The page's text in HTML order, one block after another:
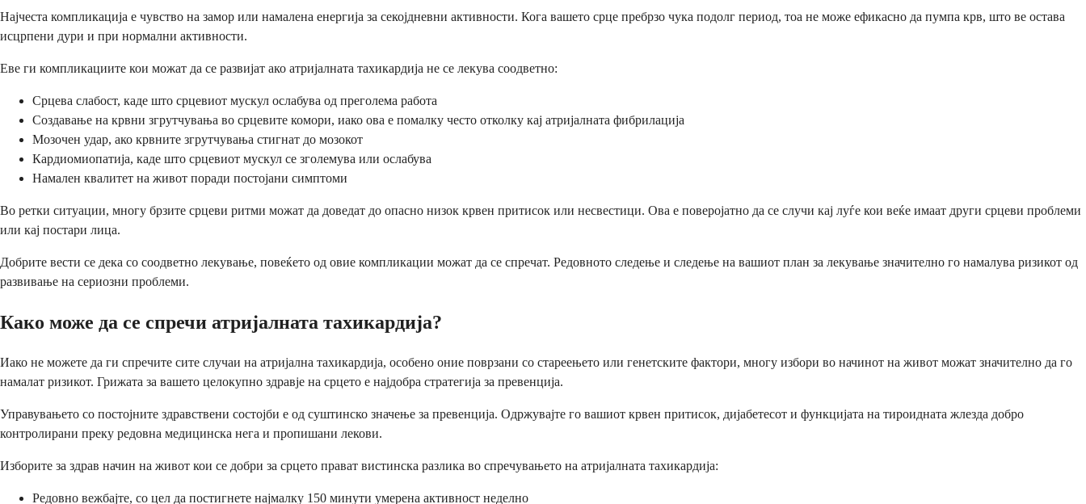
Најчеста компликација е чувство на замор или намалена енергија за секојдневни активности. Кога вашето срце пребрзо чука подолг период, тоа не може ефикасно да пумпа крв, што ве остава
исцрпени дури и при нормални активности.
Еве ги компликациите кои можат да се развијат ако атријалната тахикардија не се лекува соодветно:
Срцева слабост, каде што срцевиот мускул ослабува од преголема работа
Создавање на крвни згрутчувања во срцевите комори, иако ова е помалку често отколку кај атријалната фибрилација
Мозочен удар, ако крвните згрутчувања стигнат до мозокот
Кардиомиопатија, каде што срцевиот мускул се зголемува или ослабува
Намален квалитет на живот поради постојани симптоми
Во ретки ситуации, многу брзите срцеви ритми можат да доведат до опасно низок крвен притисок или несвестици. Ова е поверојатно да се случи кај луѓе кои веќе имаат други срцеви проблеми
или кај постари лица.
Добрите вести се дека со соодветно лекување, повеќето од овие компликации можат да се спречат. Редовното следење и следење на вашиот план за лекување значително го намалува ризикот од
развивање на сериозни проблеми.
Како може да се спречи атријалната тахикардија?
Иако не можете да ги спречите сите случаи на атријална тахикардија, особено оние поврзани со стареењето или генетските фактори, многу избори во начинот на живот можат значително да го
намалат ризикот. Грижата за вашето целокупно здравје на срцето е најдобра стратегија за превенција.
Управувањето со постојните здравствени состојби е од суштинско значење за превенција. Одржувајте го вашиот крвен притисок, дијабетесот и функцијата на тироидната жлезда добро
контролирани преку редовна медицинска нега и пропишани лекови.
Изборите за здрав начин на живот кои се добри за срцето прават вистинска разлика во спречувањето на атријалната тахикардија:
Редовно вежбајте, со цел да постигнете најмалку 150 минути умерена активност неделно